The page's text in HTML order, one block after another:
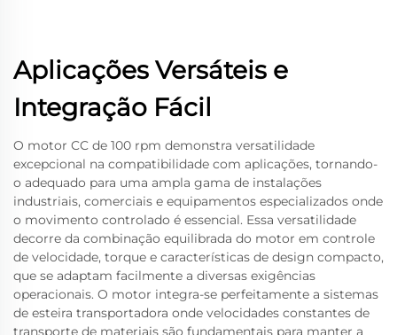
Aplicações Versáteis e
Integração Fácil
O motor CC de 100 rpm demonstra versatilidade
excepcional na compatibilidade com aplicações, tornando-
o adequado para uma ampla gama de instalações
industriais, comerciais e equipamentos especializados onde
o movimento controlado é essencial. Essa versatilidade
decorre da combinação equilibrada do motor em controle
de velocidade, torque e características de design compacto,
que se adaptam facilmente a diversas exigências
operacionais. O motor integra-se perfeitamente a sistemas
de esteira transportadora onde velocidades constantes de
transporte de materiais são fundamentais para manter a